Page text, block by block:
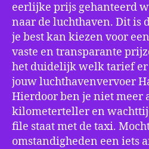
eerlijke prijs gehanteerd
naar de luchthaven. Dit is
je best kan kiezen voor
vaste en transparante
het duidelijk welk tarief er
jouw luchthavenvervoer
Hierdoor ben je niet meer
kilometerteller en
file staat met de taxi.
omstandigheden een iets